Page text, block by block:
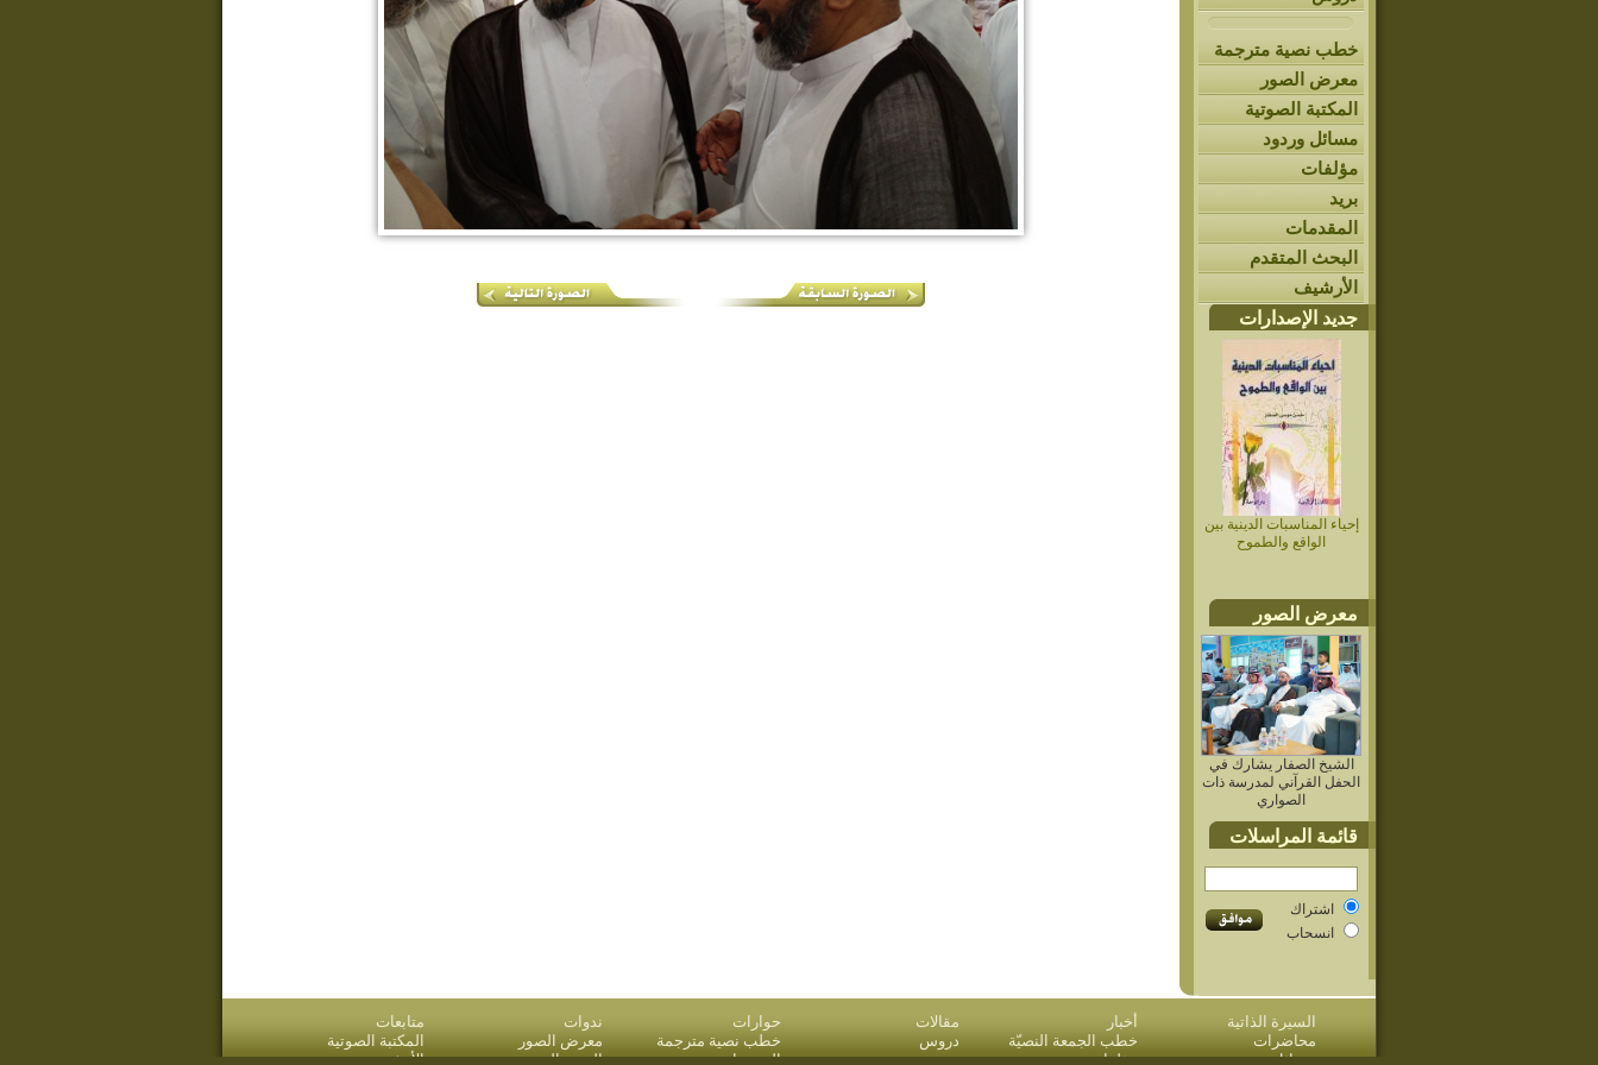
خطب نصية مترجمة
معرض الصور
المكتبة الصوتية
مسائل وردود
مؤلفات
بريد
المقدمات
البحث المتقدم
الأرشيف
جديد الإصدارات
إحياء المناسبات الدينية بين
الواقع والطموح
معرض الصور
الشيخ الصفار يشارك في
الحفل القرآني لمدرسة ذات
الصواري
قائمة المراسلات
اشتراك
انسحاب
السيرة الذاتية أخبار مقالات حوارات ندوات
متابعات
محاضرات
خطب الجمعة النصيّة دروس خطب نصية مترجمة معرض الصور
المكتبة الصوتية
مسائل وردود
مؤلفات بريد المقدمات البحث المتقدم الأرشيف